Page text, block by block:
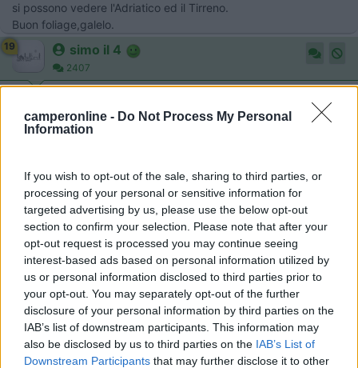
camperonline - Do Not Process My Personal
Information
If you wish to opt-out of the sale, sharing to third parties, or
processing of your personal or sensitive information for
targeted advertising by us, please use the below opt-out
section to confirm your selection. Please note that after your
opt-out request is processed you may continue seeing
interest-based ads based on personal information utilized by
us or personal information disclosed to third parties prior to
your opt-out. You may separately opt-out of the further
disclosure of your personal information by third parties on the
IAB’s list of downstream participants. This information may
also be disclosed by us to third parties on the IAB’s List of
Downstream Participants that may further disclose it to other
si possono vedere l'Adriatico ed il Tirreno.
Buon foliage,galelo.
19 simo il 4
2407
In risposta al messaggio dimondiparallelidel14/10/2019alle 22:00:56
una lista delle cose da vedere, puoi seguire questo link Per una lista delle
...
Che ottime informazioni, grazie!
Helix Camper Galibier 620S
simo il 4
2407
Inserito il15/10/2019 alle: 12:39:01